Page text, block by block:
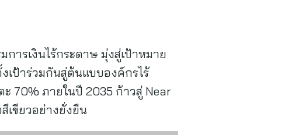
ารเงินไร้กระดาษ มุ่งสู่เป้าหมาย
เป้าร่วมกันสู่ต้นแบบองค์กรไร้
70% ภายในปี 2035 ก้าวสู่ Near
เขียวอย่างยั่งยืน